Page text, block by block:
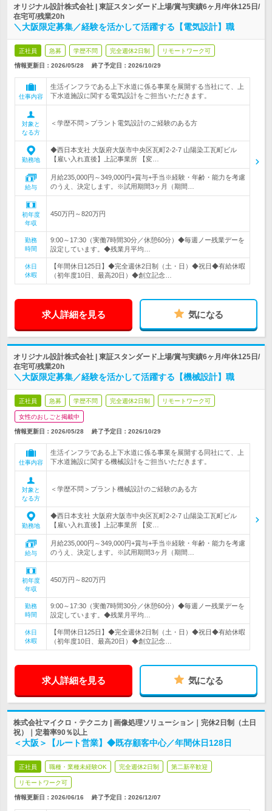
オリジナル設計株式会社 | 東証スタンダード上場/賞与実績6ヶ月/年休125日/
在宅可/残業20h
＼大阪限定募集／経験を活かして活躍する【電気設計】職
正社員 急募 学歴不問 完全週休2日制 リモートワーク可
情報更新日：2026/05/28 終了予定日： 2026/10/29
仕事内容
生活インフラである上下水道に係る事業を展開する当社にて、上
下水道施設に関する電気設計をご担当いただきます。
対象と
なる方
＜学歴不問＞プラント電気設計のご経験のある方
勤務地
◆西日本支社 大阪府大阪市中央区瓦町2-2-7 山陽染工瓦町ビル
【雇い入れ直後】上記事業所 【変…
給与
月給235,000円～349,000円+賞与+手当※経験・年齢・能力を考慮
のうえ、決定します。※試用期間3ヶ月（期間…
初年度
年収
450万円～820万円
勤務
時間
9:00～17:30（実働7時間30分／休憩60分）◆毎週ノー残業デーを
設定しています。◆残業月平均…
休日
休暇
【年間休日125日】◆完全週休2日制（土・日）◆祝日◆有給休暇
（初年度10日、最高20日）◆創立記念…
求人詳細を見る 気になる
オリジナル設計株式会社 | 東証スタンダード上場/賞与実績6ヶ月/年休125日/
在宅可/残業20h
＼大阪限定募集／経験を活かして活躍する【機械設計】職
正社員 急募 学歴不問 完全週休2日制 リモートワーク可
女性のおしごと掲載中
情報更新日：2026/05/28 終了予定日： 2026/10/29
仕事内容
生活インフラである上下水道に係る事業を展開する同社にて、上
下水道施設に関する機械設計をご担当いただきます。
対象と
なる方
＜学歴不問＞プラント機械設計のご経験のある方
勤務地
◆西日本支社 大阪府大阪市中央区瓦町2-2-7 山陽染工瓦町ビル
【雇い入れ直後】上記事業所 【変…
給与
月給235,000円～349,000円+賞与+手当※経験・年齢・能力を考慮
のうえ、決定します。※試用期間3ヶ月（期間…
初年度
年収
450万円～820万円
勤務
時間
9:00～17:30（実働7時間30分／休憩60分）◆毎週ノー残業デーを
設定しています。◆残業月平均…
休日
休暇
【年間休日125日】◆完全週休2日制（土・日）◆祝日◆有給休暇
（初年度10日、最高20日）◆創立記念…
求人詳細を見る 気になる
株式会社マイクロ・テクニカ | 画像処理ソリューション｜完休2日制（土日
祝）｜定着率90％以上
＜大阪＞【ルート営業】◆既存顧客中心／年間休日128日
正社員 職種・業種未経験OK 完全週休2日制 第二新卒歓迎
リモートワーク可
情報更新日：2026/06/16 終了予定日： 2026/12/07